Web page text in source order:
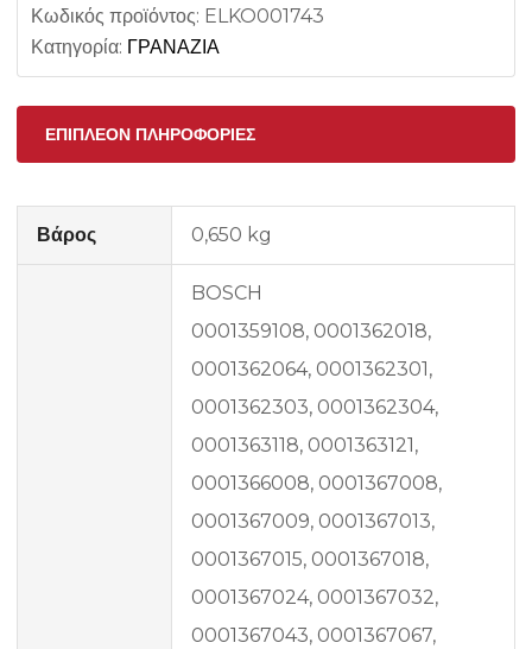
Κωδικός προϊόντος: ELKO001743
Κατηγορία: ΓΡΑΝΑΖΙΑ
ΕΠΙΠΛΈΟΝ ΠΛΗΡΟΦΟΡΊΕΣ
Βάρος 0,650 kg
BOSCH
0001359108, 0001362018,
0001362064, 0001362301,
0001362303, 0001362304,
0001363118, 0001363121,
0001366008, 0001367008,
0001367009, 0001367013,
0001367015, 0001367018,
0001367024, 0001367032,
0001367043, 0001367067,